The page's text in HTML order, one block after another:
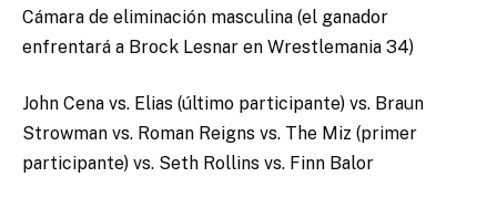
Cámara de eliminación masculina (el ganador
enfrentará a Brock Lesnar en Wrestlemania 34)
John Cena vs. Elias (último participante) vs. Braun
Strowman vs. Roman Reigns vs. The Miz (primer
participante) vs. Seth Rollins vs. Finn Balor